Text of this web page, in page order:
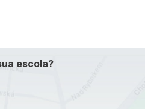
escola?